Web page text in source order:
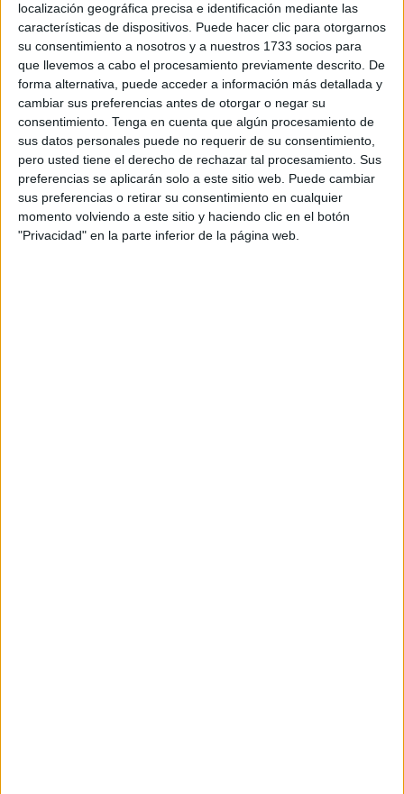
localización geográfica precisa e identificación mediante las
características de dispositivos. Puede hacer clic para otorgarnos
su consentimiento a nosotros y a nuestros 1733 socios para
que llevemos a cabo el procesamiento previamente descrito. De
forma alternativa, puede acceder a información más detallada y
cambiar sus preferencias antes de otorgar o negar su
consentimiento. Tenga en cuenta que algún procesamiento de
sus datos personales puede no requerir de su consentimiento,
pero usted tiene el derecho de rechazar tal procesamiento. Sus
preferencias se aplicarán solo a este sitio web. Puede cambiar
sus preferencias o retirar su consentimiento en cualquier
momento volviendo a este sitio y haciendo clic en el botón
"Privacidad" en la parte inferior de la página web.
Se trata de docentes decatorce especialidades
distintas, sobre todo de Servicios a la Comunidad y de
Procesos de Gestión Administrativa, aunque también de
otras como Peluquería, Mantenimiento de Vehículos,
Estética, Procesos Comerciales o Cocina y Pastelería.
El proceso, desencadenado por la entrada en vigor de la
LOMLOE, se ha saldado con un total de doce excluidos en
la ciudad autónoma.
El MEFP convocó a finales del año pasado el